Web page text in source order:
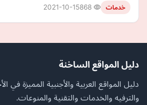
خدمات 2021-10-15
دليل المواقع الساخنة
دليل المواقع العربية والأجنبية المميزة في
والترفيه والخدمات والتقنية والمنوعات.